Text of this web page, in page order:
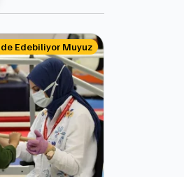
Edebiliyor Muyuz